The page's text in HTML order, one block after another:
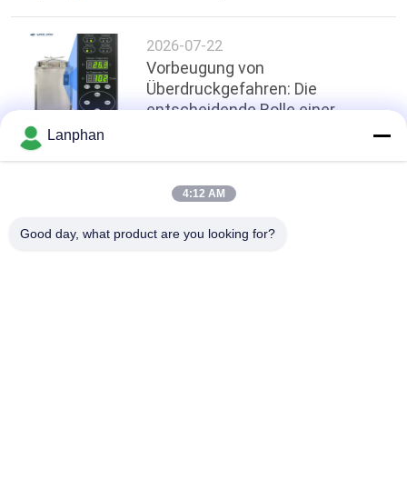
Vertikalautoklaven
2026-07-22
Vorbeugung von
Überdruckgefahren: Die
entscheidende Rolle einer
oben
Lanphan
4:12 AM
Good day, what product are you looking for?